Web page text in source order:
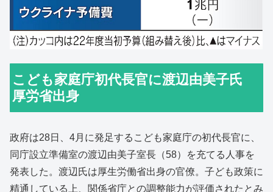
こども家庭庁初代長官に渡辺由美子氏
厚労省出身
政府は28日、4月に発足するこども家庭庁の初代長官に、
同庁設立準備室の渡辺由美子室長（58）を充てる人事を
発表した。渡辺氏は厚生労働省出身の官僚。子ども政策に
精通している上、関係省庁との調整能力が評価されたとみ